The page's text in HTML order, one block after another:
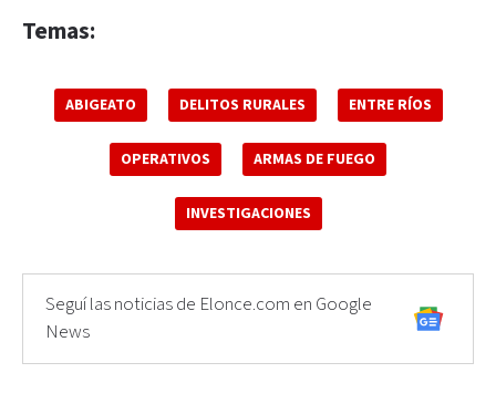
Temas:
ABIGEATO DELITOS RURALES ENTRE RÍOS
OPERATIVOS ARMAS DE FUEGO
INVESTIGACIONES
Seguí las noticias de Elonce.com en Google
News